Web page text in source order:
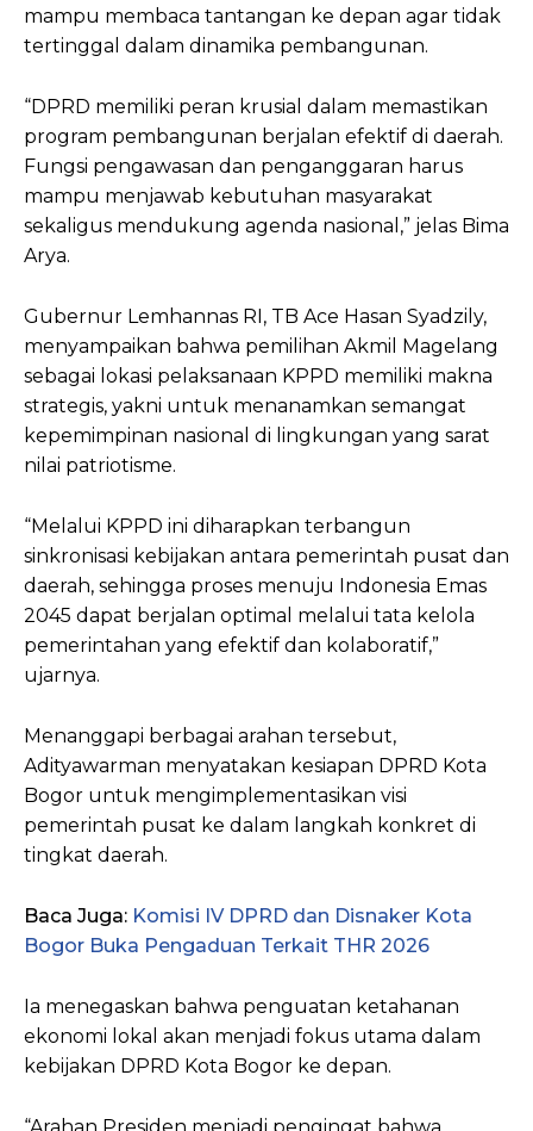
mampu membaca tantangan ke depan agar tidak
tertinggal dalam dinamika pembangunan.
“DPRD memiliki peran krusial dalam memastikan
program pembangunan berjalan efektif di daerah.
Fungsi pengawasan dan penganggaran harus
mampu menjawab kebutuhan masyarakat
sekaligus mendukung agenda nasional,” jelas Bima
Arya.
Gubernur Lemhannas RI, TB Ace Hasan Syadzily,
menyampaikan bahwa pemilihan Akmil Magelang
sebagai lokasi pelaksanaan KPPD memiliki makna
strategis, yakni untuk menanamkan semangat
kepemimpinan nasional di lingkungan yang sarat
nilai patriotisme.
“Melalui KPPD ini diharapkan terbangun
sinkronisasi kebijakan antara pemerintah pusat dan
daerah, sehingga proses menuju Indonesia Emas
2045 dapat berjalan optimal melalui tata kelola
pemerintahan yang efektif dan kolaboratif,”
ujarnya.
Menanggapi berbagai arahan tersebut,
Adityawarman menyatakan kesiapan DPRD Kota
Bogor untuk mengimplementasikan visi
pemerintah pusat ke dalam langkah konkret di
tingkat daerah.
Baca Juga: Komisi IV DPRD dan Disnaker Kota
Bogor Buka Pengaduan Terkait THR 2026
Ia menegaskan bahwa penguatan ketahanan
ekonomi lokal akan menjadi fokus utama dalam
kebijakan DPRD Kota Bogor ke depan.